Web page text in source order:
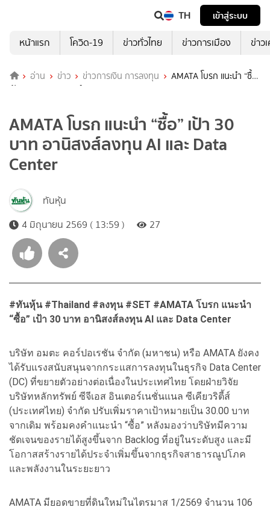
TH
เข้าสู่ระบบ
หน้าแรก
โควิด-19 ข่าวทั่วไทย ข่าวการเมือง ข่าว
อ่าน ข่าว ข่าวการเงิน การลงทุน
AMATA โบรก แนะนำ “ซื้อ”
เป้า 30 บาท อานิสงส์ลงทุน AI และ Data Center
AMATA โบรก แนะนำ “ซื้อ” เป้า 30
บาท อานิสงส์ลงทุน AI และ Data
Center
ทันหุ้น
4 มิถุนายน 2569 ( 13:59 )
27
#ทันหุ้น #Thailand #ลงทุน #SET #AMATA โบรก แนะนำ
“ซื้อ” เป้า 30 บาท อานิสงส์ลงทุน AI และ Data Center
บริษัท อมตะ คอร์ปอเรชัน จำกัด (มหาชน) หรือ AMATA ยังคง
ได้รับแรงสนับสนุนจากกระแสการลงทุนในธุรกิจ Data Center
(DC) ที่ขยายตัวอย่างต่อเนื่องในประเทศไทย โดยฝ่ายวิจัย
บริษัทหลักทรัพย์ ซีจีเอส อินเตอร์เนชั่นแนล ซีเคียวริตี้ส์
(ประเทศไทย) จำกัด ปรับเพิ่มราคาเป้าหมายเป็น 30.00 บาท
จากเดิม พร้อมคงคำแนะนำ “ซื้อ” หลังมองว่าบริษัทมีความ
ชัดเจนของรายได้สูงขึ้นจาก Backlog ที่อยู่ในระดับสูง และมี
โอกาสสร้างรายได้ประจำเพิ่มขึ้นจากธุรกิจสาธารณูปโภค
และพลังงานในระยะยาว
AMATA มียอดขายที่ดินใหม่ในไตรมาส 1/2569 จำนวน 106